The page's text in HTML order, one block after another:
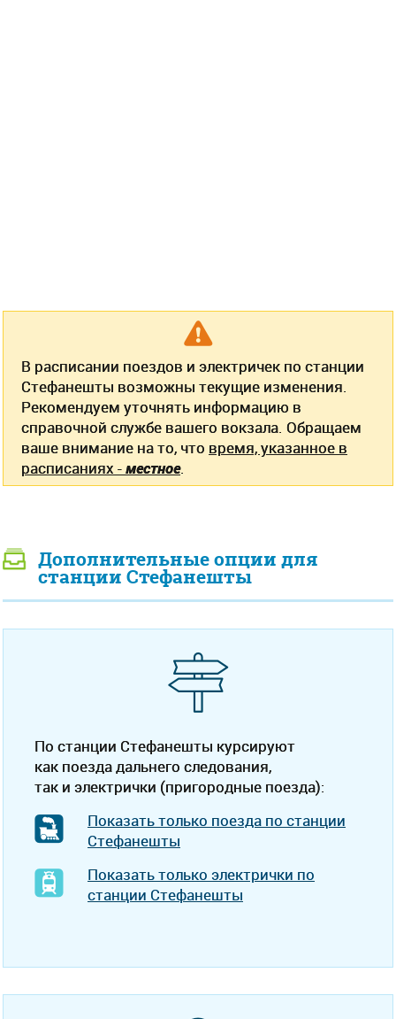
В расписании поездов и электричек по станции
Стефанешты возможны текущие изменения.
Рекомендуем уточнять информацию в
справочной службе вашего вокзала. Обращаем
ваше внимание на то, что время, указанное в
расписаниях -местное.
Дополнительные опции для
станции Стефанешты
По станции Стефанешты курсируют
как поезда дальнего следования,
так и электрички (пригородные поезда):
Показать только поезда по станции
Стефанешты
Показать только электрички по
станции Стефанешты